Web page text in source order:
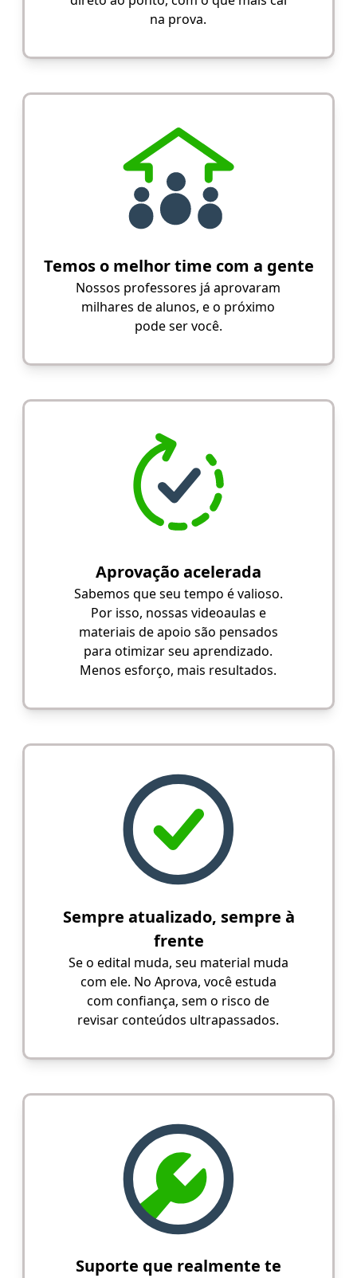
na prova.
Temos o melhor time com a gente
Nossos professores já aprovaram
milhares de alunos, e o próximo
pode ser você.
Aprovação acelerada
Sabemos que seu tempo é valioso.
Por isso, nossas videoaulas e
materiais de apoio são pensados
para otimizar seu aprendizado.
Menos esforço, mais resultados.
Sempre atualizado, sempre à
frente
Se o edital muda, seu material muda
com ele. No Aprova, você estuda
com confiança, sem o risco de
revisar conteúdos ultrapassados.
Suporte que realmente te